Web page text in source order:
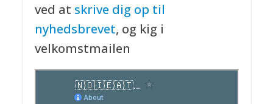
ved at skrive dig op til
nyhedsbrevet, og kig i
velkomstmailen